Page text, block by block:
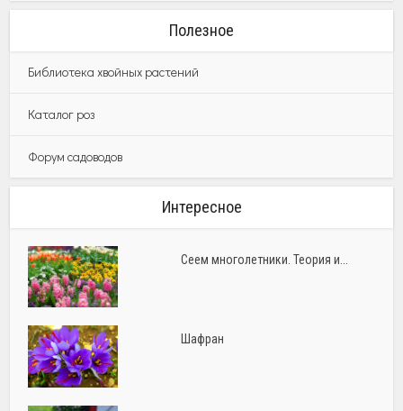
Полезное
Библиотека хвойных растений
Каталог роз
Форум садоводов
Интересное
Сеем многолетники. Теория и...
Шафран